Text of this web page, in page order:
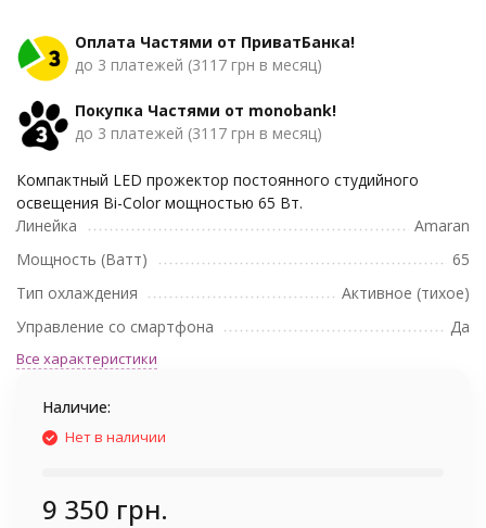
Оплата Частями от ПриватБанка!
до 3 платежей (3117 грн в месяц)
Покупка Частями от monobank!
до 3 платежей (3117 грн в месяц)
Компактный LED прожектор постоянного студийного
освещения Bi-Color мощностью 65 Вт.
Линейка
Amaran
Мощность (Ватт)
65
Тип охлаждения
Активное (тихое)
Управление со смартфона
Да
Все характеристики
Наличие:
Нет в наличии
9 350 грн.